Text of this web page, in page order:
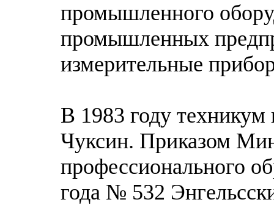
промышленного
промышленных
измерительные
В 1983 году
Чуксин. Приказом
профессионального
года № 532